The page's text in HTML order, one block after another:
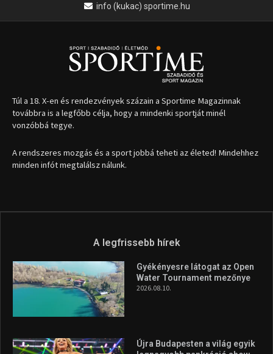
info (kukac) sportime.hu
Túl a 18. X-en és rendezvények százain a Sportime Magazinnak
továbbra is a legfőbb célja, hogy a mindenki sportját minél
vonzóbbá tegye.
A rendszeres mozgás és a sport jobbá teheti az életed! Mindehhez
minden infót megtalálsz nálunk.
A legfrissebb hírek
Gyékényesre látogat az Open
Water Tournament mezőnye
2026.08.10.
Újra Budapesten a világ egyik